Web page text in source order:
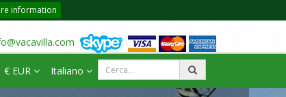
information
€ EUR Italiano